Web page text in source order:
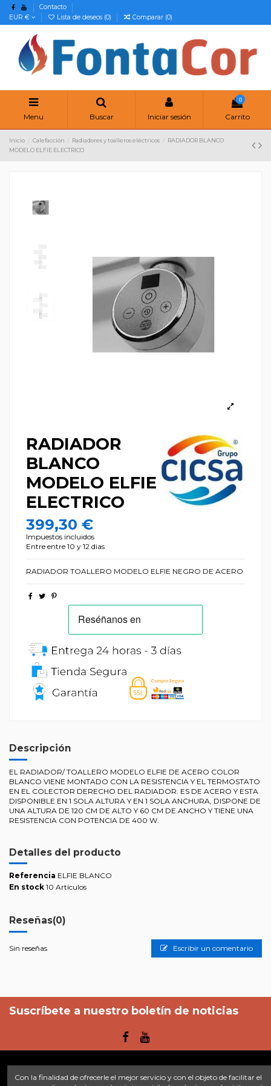
Contacto
EUR €
Lista de deseos (0) Comparar (0)
Menu Buscar Iniciar sesión
0
Carrito
Inicio Calefacción Radiadores y toalleros eléctricos
RADIADOR BLANCO
MODELO ELFIE ELECTRICO
RADIADOR
BLANCO
MODELO ELFIE
ELECTRICO
399,30 €
Impuestos incluidos
Entre entre 10 y 12 dias
RADIADOR TOALLERO MODELO ELFIE NEGRO DE ACERO
Descripción
EL RADIADOR/ TOALLERO MODELO ELFIE DE ACERO COLOR
BLANCO VIENE MONTADO CON LA RESISTENCIA Y EL TERMOSTATO
EN EL COLECTOR DERECHO DEL RADIADOR. ES DE ACERO Y ESTA
DISPONIBLE EN 1 SOLA ALTURA Y EN 1 SOLA ANCHURA, DISPONE DE
UNA ALTURA DE 120 CM DE ALTO Y 60 CM DE ANCHO Y TIENE UNA
RESISTENCIA CON POTENCIA DE 400 W.
Detalles del producto
Referencia ELFIE BLANCO
En stock 10 Artículos
Reseñas(0)
Sin reseñas Escribir un comentario
Suscríbete a nuestro boletín de noticias
Con la finalidad de ofrecerle el mejor servicio y con el objeto de facilitar el